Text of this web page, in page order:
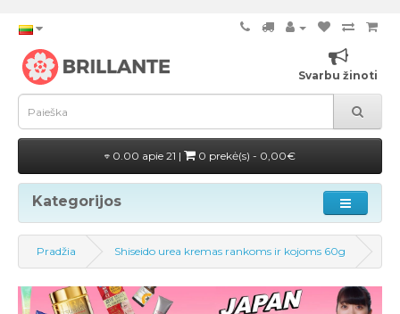
Svarbu žinoti
0.00 apie 21 | 0 prekė(s) - 0,00€
Kategorijos
Pradžia Shiseido urea kremas rankoms ir kojoms 60g